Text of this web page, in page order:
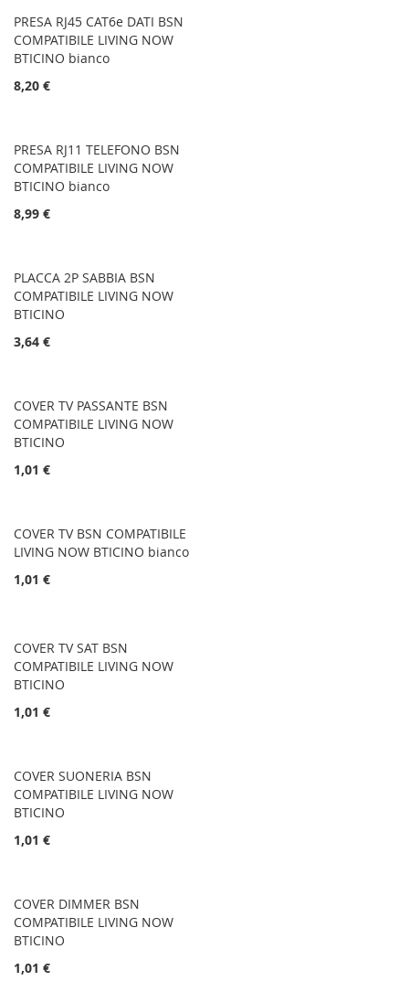
PRESA RJ45 CAT6e DATI BSN
COMPATIBILE LIVING NOW
BTICINO bianco
8,20 €
PRESA RJ11 TELEFONO BSN
COMPATIBILE LIVING NOW
BTICINO bianco
8,99 €
PLACCA 2P SABBIA BSN
COMPATIBILE LIVING NOW
BTICINO
3,64 €
COVER TV PASSANTE BSN
COMPATIBILE LIVING NOW
BTICINO
1,01 €
COVER TV BSN COMPATIBILE
LIVING NOW BTICINO bianco
1,01 €
COVER TV SAT BSN
COMPATIBILE LIVING NOW
BTICINO
1,01 €
COVER SUONERIA BSN
COMPATIBILE LIVING NOW
BTICINO
1,01 €
COVER DIMMER BSN
COMPATIBILE LIVING NOW
BTICINO
1,01 €